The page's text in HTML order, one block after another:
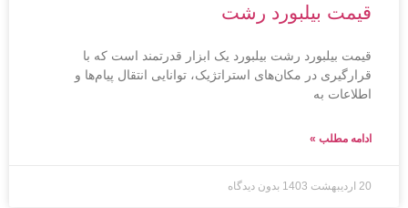
قیمت بیلبورد رشت
قیمت بیلبورد رشت بیلبورد یک ابزار قدرتمند است که با
قرارگیری در مکان‌های استراتژیک، توانایی انتقال پیام‌ها و
اطلاعات به
ادامه مطلب »
20 اردیبهشت 1403 بدون دیدگاه